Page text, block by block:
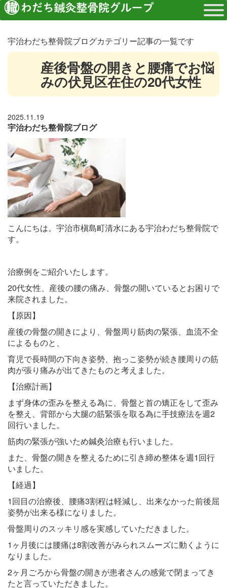
宇治わだち整骨院ブログカテゴリー記事の一覧です
産後骨盤の開きと腰痛でお悩
みの伏見区在住の20代女性
2025.11.19
宇治わだち整骨院ブログ
こんにちは。宇治市槇島町清水にある宇治わだち整骨院で
す。
治療例をご紹介いたします。
20代女性、産後の腰の痛み、骨盤の開いているとお困りで
来院されました。
【原因】
産後の骨盤の開きにより、骨盤周り筋肉の緊張、血流不全
によるものと、
育児で長時間の下向き姿勢、抱っこ姿勢が続き腰周りの筋
肉が張り痛みが出てきたものと考えました。
【治療計画】
まず身体の歪みを整える為に、骨盤と首の矯正をして歪み
を整え、背部から大腿の筋緊張を取る為に手技療法を週2
回行いました。
筋肉の緊張が強いため鍼灸治療も行いました。
また、骨盤の開きを整えるために引き締め整体を週1回行
いました。
【経過】
1回目の治療後、腰痛3割程は軽減し、出来なかった前後屈
姿勢が出来る様になりました。
骨盤周りのスッキリ感を実感していただきました。
1ヶ月後には腰痛は8割改善がみられスムーズに動くように
なりました。
2ヶ月ごろから骨盤の開きが患者さんの感覚で閉まってき
たと言っていただきました。